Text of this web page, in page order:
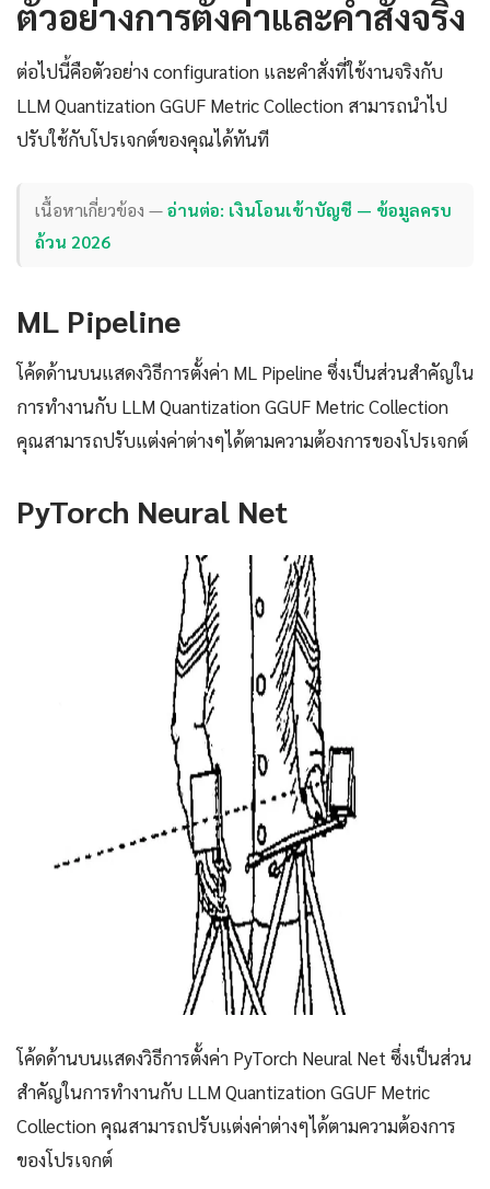
ตัวอย่างการตั้งค่าและคำสั่งจริง
ต่อไปนี้คือตัวอย่าง configuration และคำสั่งที่ใช้งานจริงกับ
LLM Quantization GGUF Metric Collection สามารถนำไป
ปรับใช้กับโปรเจกต์ของคุณได้ทันที
เนื้อหาเกี่ยวข้อง —อ่านต่อ: เงินโอนเข้าบัญชี — ข้อมูลครบ
ถ้วน 2026
ML Pipeline
โค้ดด้านบนแสดงวิธีการตั้งค่า ML Pipeline ซึ่งเป็นส่วนสำคัญใน
การทำงานกับ LLM Quantization GGUF Metric Collection
คุณสามารถปรับแต่งค่าต่างๆได้ตามความต้องการของโปรเจกต์
PyTorch Neural Net
โค้ดด้านบนแสดงวิธีการตั้งค่า PyTorch Neural Net ซึ่งเป็นส่วน
สำคัญในการทำงานกับ LLM Quantization GGUF Metric
Collection คุณสามารถปรับแต่งค่าต่างๆได้ตามความต้องการ
ของโปรเจกต์